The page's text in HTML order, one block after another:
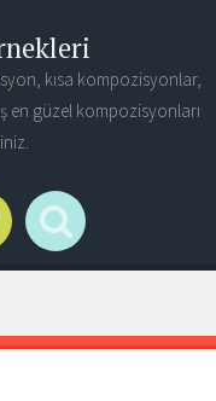
kısa kompozisyonlar,
en güzel kompozisyonları
Links
Search